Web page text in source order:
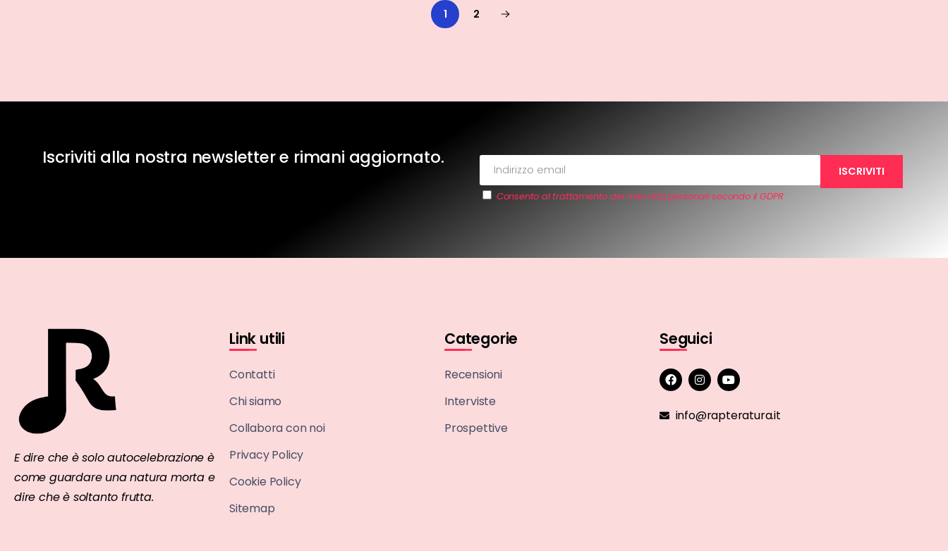
1 2
Iscriviti alla nostra newsletter e rimani aggiornato.
Consento al trattamento dei miei dati personali secondo il GDPR
E dire che è solo autocelebrazione è
come guardare una natura morta e
dire che è soltanto frutta.
Link utili
Contatti
Chi siamo
Collabora con noi
Privacy Policy
Cookie Policy
Sitemap
Categorie
Recensioni
Interviste
Prospettive
Seguici
info@rapteratura.it